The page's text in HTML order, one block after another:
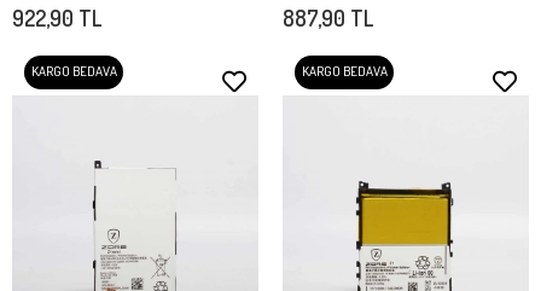
922,90 TL 887,90 TL
KARGO BEDAVA KARGO BEDAVA